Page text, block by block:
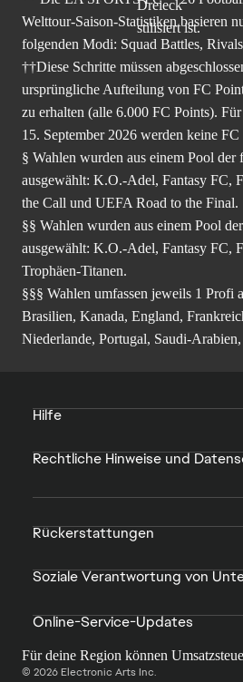
Welttour-Saison-Statistiken basieren
folgenden Modi: Squad Battles,
††Diese Schritte müssen
ursprüngliche Aufteilung von FC
zu erhalten (alle 6.000 FC Points).
15. September 2026 werden keine FC
§ Wahlen wurden aus einem Pool der
ausgewählt: K.O.-Adel, Fantasy FC,
the Call und UEFA Road to the Final.
§§ Wahlen wurden aus einem Pool
ausgewählt: K.O.-Adel, Fantasy FC,
Trophäen-Titanen.
§§§ Wahlen umfassen jeweils 1 Profi
Brasilien, Kanada, England,
Niederlande, Portugal, Saudi-
Hilfe
Rechtliche Hinweise und
Rückerstattungen
Soziale Verantwortung von
Online-Service-Updates
Für deine Region können
© 2026 Electronic Arts Inc.